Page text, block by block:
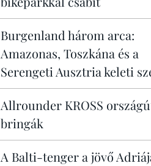
Burgenland három arca:
Amazonas, Toszkána és a
Serengeti Ausztria keleti
Allrounder KROSS
bringák
A Balti-tenger a jövő